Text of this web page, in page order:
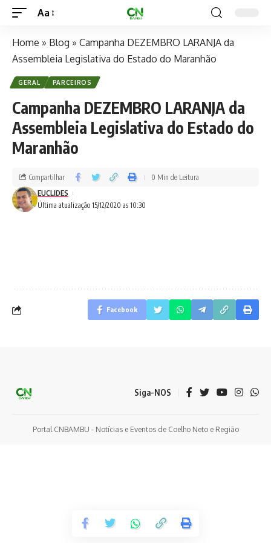
Aa
Home » Blog » Campanha DEZEMBRO LARANJA da
Assembleia Legislativa do Estado do Maranhão
GERAL PARCEIROS
Campanha DEZEMBRO LARANJA da
Assembleia Legislativa do Estado do
Maranhão
Última atualização 15/12/2020 as 10:30
EUCLIDES
Compartilhar 0 Min de Leitura
Facebook
Siga-NOS
Portal CNBAMBU - Notícias e Eventos de Coelho Neto e Região